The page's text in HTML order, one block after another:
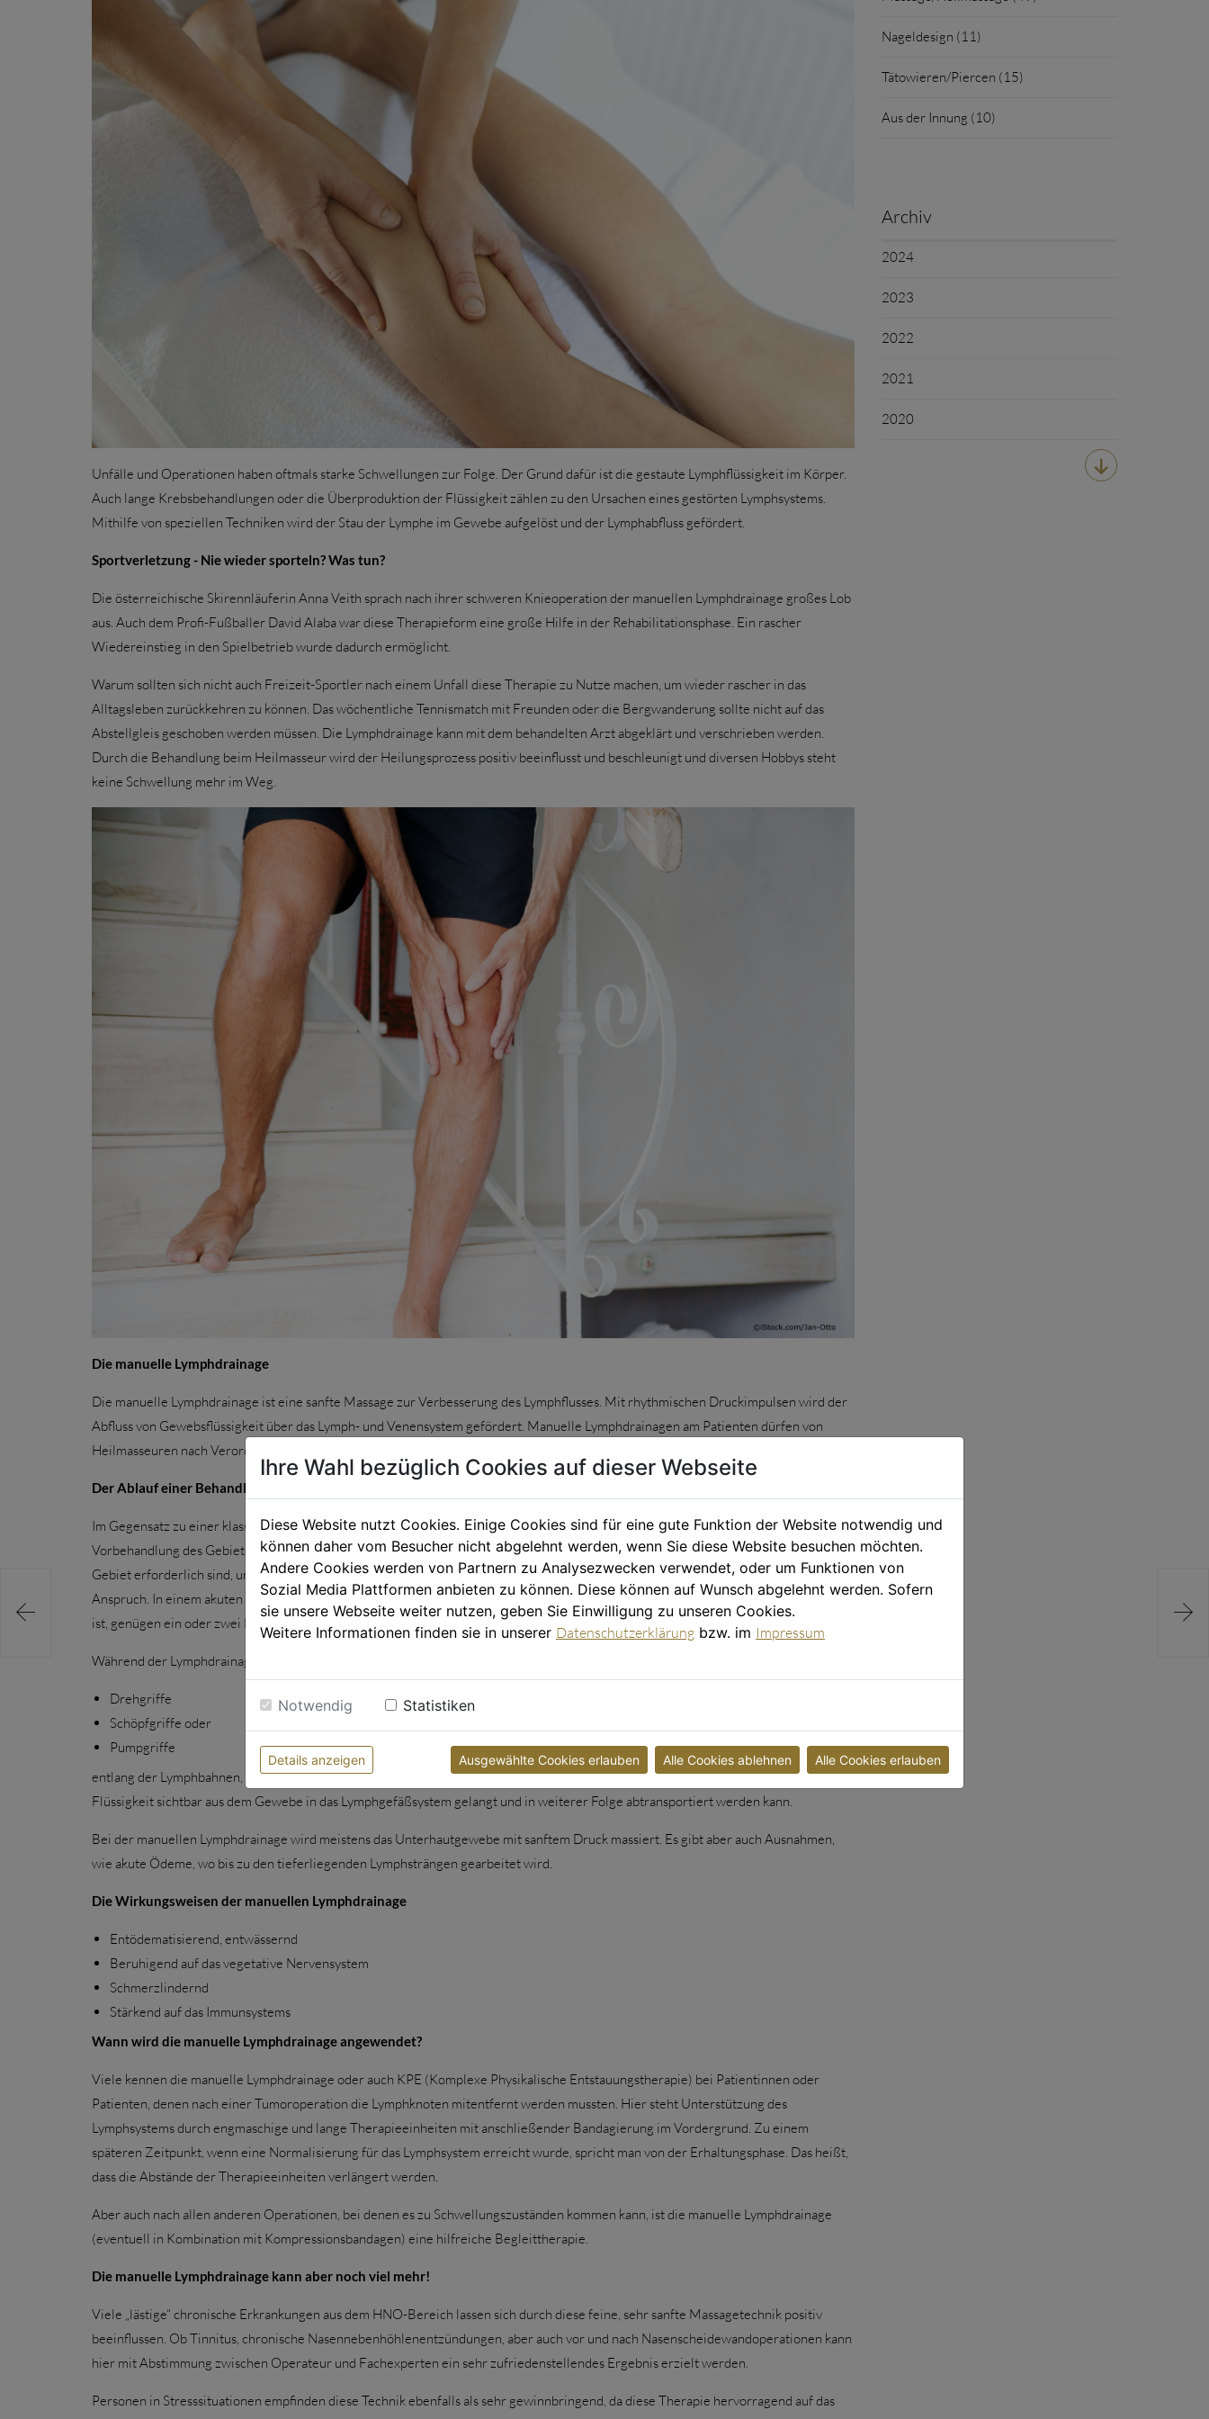
Unfälle und Operationen haben oftmals starke Schwellungen zur Folge. Der Grund dafür ist die gestaute Lymphflüssigkeit im Körper.
Auch lange Krebsbehandlungen oder die Überproduktion der Flüssigkeit zählen zu den Ursachen eines gestörten Lymphsystems.
Mithilfe von speziellen Techniken wird der Stau der Lymphe im Gewebe aufgelöst und der Lymphabfluss gefördert.
Sportverletzung - Nie wieder sporteln? Was tun?
Die österreichische Skirennläuferin Anna Veith sprach nach ihrer schweren Knieoperation der manuellen Lymphdrainage großes Lob
aus. Auch dem Profi-Fußballer David Alaba war diese Therapieform eine große Hilfe in der Rehabilitationsphase. Ein rascher
Wiedereinstieg in den Spielbetrieb wurde dadurch ermöglicht.
Warum sollten sich nicht auch Freizeit-Sportler nach einem Unfall diese Therapie zu Nutze machen, um wieder rascher in das
Alltagsleben zurückkehren zu können. Das wöchentliche Tennismatch mit Freunden oder die Bergwanderung sollte nicht auf das
Abstellgleis geschoben werden müssen. Die Lymphdrainage kann mit dem behandelten Arzt abgeklärt und verschrieben werden.
Durch die Behandlung beim Heilmasseur wird der Heilungsprozess positiv beeinflusst und beschleunigt und diversen Hobbys steht
keine Schwellung mehr im Weg.
Die manuelle Lymphdrainage
Die manuelle Lymphdrainage ist eine sanfte Massage zur Verbesserung des Lymphflusses. Mit rhythmischen Druckimpulsen wird der
Abfluss von Gewebsflüssigkeit über das Lymph- und Venensystem gefördert. Manuelle Lymphdrainagen am Patienten dürfen von
Heilmasseuren nach Verordnung vom Arzt erfolgen.
Der Ablauf einer Behandlung
Im Gegensatz zu einer klassischen Massage geht es bei der Lymphdrainage nicht um die Anregung der Durchblutung. Es erfolgt eine
Vorbehandlung des Gebietes am Hals, Bauch und den entsprechenden Lymphknotenansammlungen, die für das zu therapierende
Gebiet erforderlich sind, um einen geregelten Abfluss vorzubereiten. Normalerweise nimmt eine Sitzung etwa 30–60 Minuten in
Anspruch. In einem akuten Krankheitsstadium ist eine tägliche Behandlung empfehlenswert. Sobald die Schwellung zurückgegangen
ist, genügen ein oder zwei Behandlungen pro Woche.
Während der Lymphdrainage nimmt der Therapeut spezielle, rhythmische Griffe wie
Drehgriffe
Schöpfgriffe oder
Pumpgriffe
entlang der Lymphbahnen, an der zu behandelnden Stelle vor. Unter leichtem Druck wird so lange gearbeitet, bis die angesammelte
Flüssigkeit sichtbar aus dem Gewebe in das Lymphgefäßsystem gelangt und in weiterer Folge abtransportiert werden kann.
Bei der manuellen Lymphdrainage wird meistens das Unterhautgewebe mit sanftem Druck massiert. Es gibt aber auch Ausnahmen,
wie akute Ödeme, wo bis zu den tieferliegenden Lymphsträngen gearbeitet wird.
Die Wirkungsweisen der manuellen Lymphdrainage
Entödematisierend, entwässernd
Beruhigend auf das vegetative Nervensystem
Schmerzlindernd
Stärkend auf das Immunsystems
Wann wird die manuelle Lymphdrainage angewendet?
Viele kennen die manuelle Lymphdrainage oder auch KPE (Komplexe Physikalische Entstauungstherapie) bei Patientinnen oder
Patienten, denen nach einer Tumoroperation die Lymphknoten mitentfernt werden mussten. Hier steht Unterstützung des
Lymphsystems durch engmaschige und lange Therapieeinheiten mit anschließender Bandagierung im Vordergrund. Zu einem
späteren Zeitpunkt, wenn eine Normalisierung für das Lymphsystem erreicht wurde, spricht man von der Erhaltungsphase. Das heißt,
dass die Abstände der Therapieeinheiten verlängert werden.
Aber auch nach allen anderen Operationen, bei denen es zu Schwellungszuständen kommen kann, ist die manuelle Lymphdrainage
(eventuell in Kombination mit Kompressionsbandagen) eine hilfreiche Begleittherapie.
Die manuelle Lymphdrainage kann aber noch viel mehr!
Viele „lästige“ chronische Erkrankungen aus dem HNO-Bereich lassen sich durch diese feine, sehr sanfte Massagetechnik positiv
beeinflussen. Ob Tinnitus, chronische Nasennebenhöhlenentzündungen, aber auch vor und nach Nasenscheidewandoperationen kann
hier mit Abstimmung zwischen Operateur und Fachexperten ein sehr zufriedenstellendes Ergebnis erzielt werden.
Personen in Stresssituationen empfinden diese Technik ebenfalls als sehr gewinnbringend, da diese Therapie hervorragend auf das
Nageldesign (11)
Tätowieren/Piercen (15)
Aus der Innung (10)
Archiv
2024
2023
2022
2021
2020

 
Ihre Wahl bezüglich Cookies auf dieser Webseite
Diese Website nutzt Cookies. Einige Cookies sind für eine gute Funktion der Website notwendig und
können daher vom Besucher nicht abgelehnt werden, wenn Sie diese Website besuchen möchten.
Andere Cookies werden von Partnern zu Analysezwecken verwendet, oder um Funktionen von
Sozial Media Plattformen anbieten zu können. Diese können auf Wunsch abgelehnt werden. Sofern
sie unsere Webseite weiter nutzen, geben Sie Einwilligung zu unseren Cookies.
Weitere Informationen finden sie in unserer Datenschutzerklärung bzw. im Impressum
Notwendig Statistiken
Details anzeigen Ausgewählte Cookies erlauben Alle Cookies ablehnen Alle Cookies erlauben